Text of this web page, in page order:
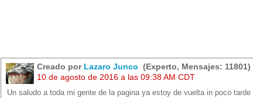
Creado por Lazaro Junco (Experto, Mensajes: 11801)
10 de agosto de 2016 a las 09:38 AM CDT
Un saludo a toda mi gente de la pagina ya estoy de vuelta in poco